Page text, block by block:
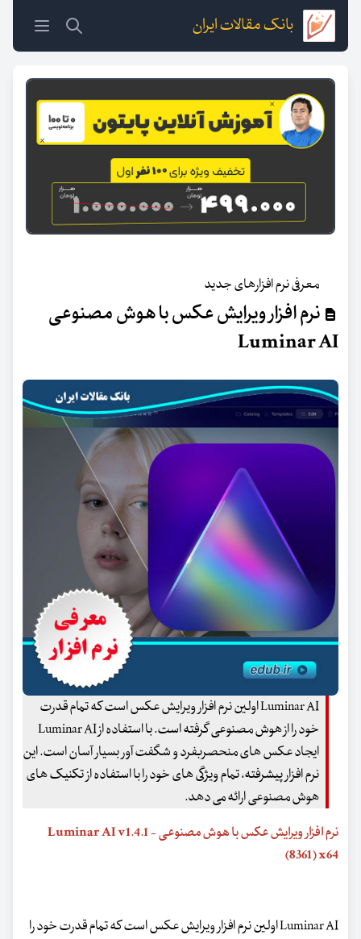
بانک مقالات ایران
معرفی نرم افزارهای جدید
نرم افزار ویرایش عکس با هوش مصنوعی
Luminar AI
Luminar AI اولین نرم افزار ویرایش عکس است که تمام قدرت
خود را از هوش مصنوعی گرفته است. با استفاده از Luminar AI
ایجاد عکس های منحصربفرد و شگفت آور بسیار آسان است. این
نرم افزار پیشرفته، تمام ویژگی های خود را با استفاده از تکنیک های
هوش مصنوعی ارائه می دهد.
نرم افزار ویرایش عکس با هوش مصنوعی - Luminar AI v1.4.1
(8361) x64
Luminar AI اولین نرم افزار ویرایش عکس است که تمام قدرت خود را